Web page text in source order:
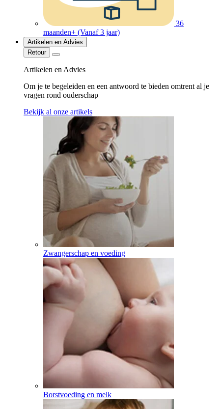
36
maanden+ (Vanaf 3 jaar)
Artikelen en Advies
Retour
Artikelen en Advies
Om je te begeleiden en een antwoord te bieden omtrent al je
vragen rond ouderschap
Bekijk al onze artikels
Zwangerschap en voeding
Borstvoeding en melk